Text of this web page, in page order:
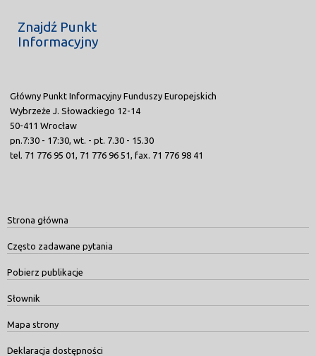
Znajdź Punkt
Informacyjny
Główny Punkt Informacyjny Funduszy Europejskich
Wybrzeże J. Słowackiego 12-14
50-411 Wrocław
pn.7:30 - 17:30, wt. - pt. 7.30 - 15.30
tel. 71 776 95 01, 71 776 96 51, fax. 71 776 98 41
Strona główna
Często zadawane pytania
Pobierz publikacje
Słownik
Mapa strony
Deklaracja dostępności